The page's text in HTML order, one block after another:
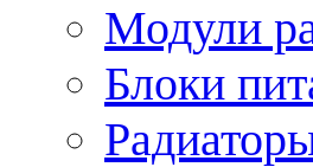
Модули
Блоки